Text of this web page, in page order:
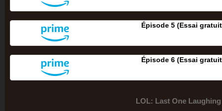
Épisode 5 (Essai
Épisode 6 (Essai
LOL: Last One Laughing